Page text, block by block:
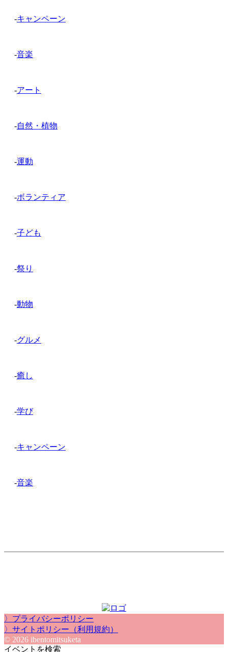
-キャンペーン
-音楽
-アート
-自然・植物
-運動
-ボランティア
-子ども
-祭り
-動物
-グルメ
-癒し
-学び
-キャンペーン
-音楽
〉プライバシーポリシー
〉サイトポリシー（利用規約）
© 2026 ibentomitsuketa
イベントを検索